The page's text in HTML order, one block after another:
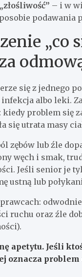
– i w
podawania
„co
się z jednego
albo leki.
problem się
się utrata masy
zębów lub źle
węch i smak,
Jeśli senior je
ustną lub
ruchu oraz źle
apetytu. Jeśli
oznacza